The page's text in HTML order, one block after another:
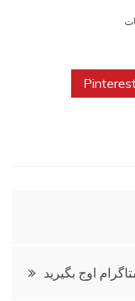
اوج بگیرید